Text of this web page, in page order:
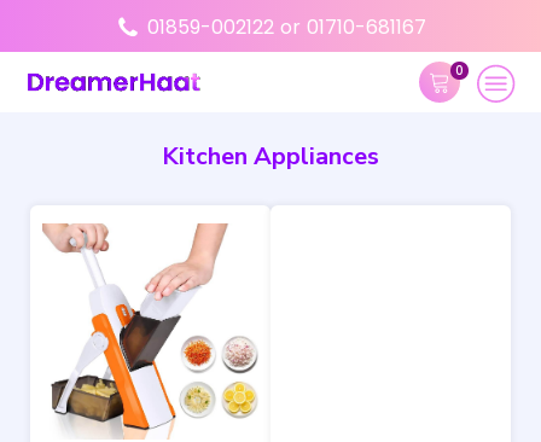
01859-002122 or 01710-681167
0
Kitchen Appliances